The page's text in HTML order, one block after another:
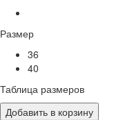
Размер
36
40
Таблица размеров
Добавить в корзину